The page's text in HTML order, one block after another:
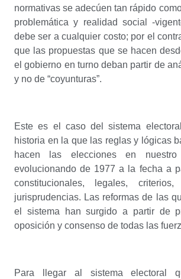
normativas se adecúen tan rápido
problemática y realidad social -
debe ser a cualquier costo; por el
que las propuestas que se hacen
el gobierno en turno deban partir de
y no de “coyunturas”.
Este es el caso del sistema
historia en la que las reglas y lógicas
hacen las elecciones en
evolucionando de 1977 a la fecha a
constitucionales, legales,
jurisprudencias. Las reformas de las
el sistema han surgido a partir de
oposición y consenso de todas las
Para llegar al sistema electoral